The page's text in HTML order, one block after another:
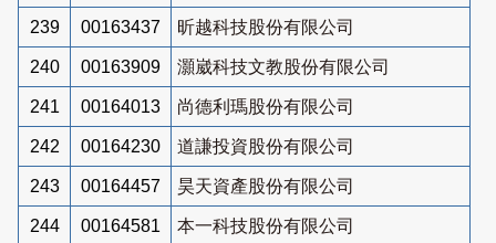
239 00163437 昕越科技股份有限公司
240 00163909 灝崴科技文教股份有限公司
241 00164013 尚德利瑪股份有限公司
242 00164230 道謙投資股份有限公司
243 00164457 昊天資產股份有限公司
244 00164581 本一科技股份有限公司